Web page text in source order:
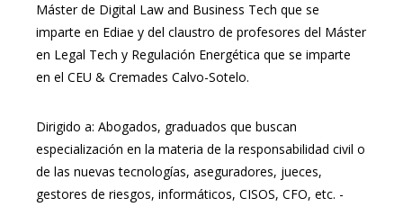
Máster de Digital Law and Business Tech que se
imparte en Ediae y del claustro de profesores del Máster
en Legal Tech y Regulación Energética que se imparte
en el CEU & Cremades Calvo-Sotelo.
Dirigido a: Abogados, graduados que buscan
especialización en la materia de la responsabilidad civil o
de las nuevas tecnologías, aseguradores, jueces,
gestores de riesgos, informáticos, CISOS, CFO, etc. -